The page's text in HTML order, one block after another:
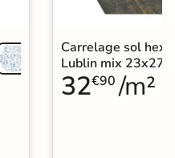
Carrelage sol
Lublin mix 23x27
32€90 /m²